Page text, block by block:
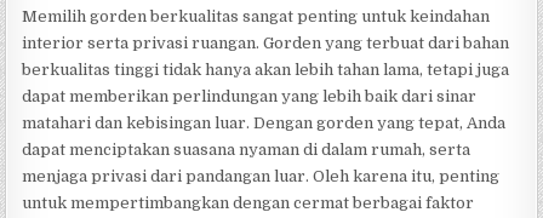
Memilih gorden berkualitas sangat penting untuk keindahan
interior serta privasi ruangan. Gorden yang terbuat dari bahan
berkualitas tinggi tidak hanya akan lebih tahan lama, tetapi juga
dapat memberikan perlindungan yang lebih baik dari sinar
matahari dan kebisingan luar. Dengan gorden yang tepat, Anda
dapat menciptakan suasana nyaman di dalam rumah, serta
menjaga privasi dari pandangan luar. Oleh karena itu, penting
untuk mempertimbangkan dengan cermat berbagai faktor